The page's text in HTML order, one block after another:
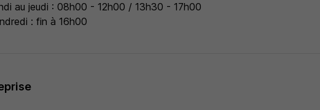
au jeudi : 08h00 - 12h00 / 13h30 - 17h00
: fin à 16h00